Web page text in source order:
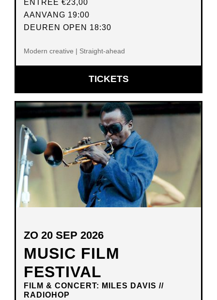
ENTREE €23,00
AANVANG 19:00
DEUREN OPEN 18:30
Modern creative | Straight-ahead
TICKETSOPENT
IN
NIEUW
VENSTER
MUSIC FILM
FESTIVAL
FILM & CONCERT: MILES DAVIS //
RADIOHOP
ZO 20 SEP 2026